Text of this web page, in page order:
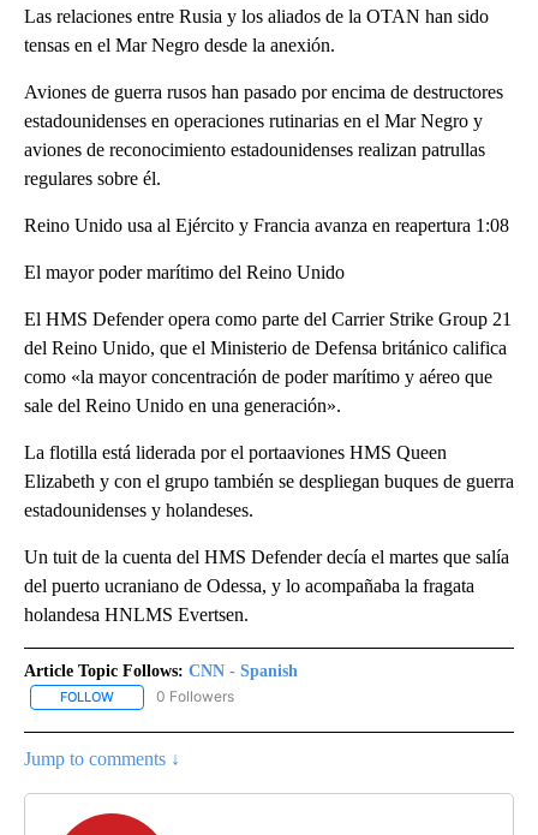
Las relaciones entre Rusia y los aliados de la OTAN han sido
tensas en el Mar Negro desde la anexión.
Aviones de guerra rusos han pasado por encima de destructores
estadounidenses en operaciones rutinarias en el Mar Negro y
aviones de reconocimiento estadounidenses realizan patrullas
regulares sobre él.
Reino Unido usa al Ejército y Francia avanza en reapertura 1:08
El mayor poder marítimo del Reino Unido
El HMS Defender opera como parte del Carrier Strike Group 21
del Reino Unido, que el Ministerio de Defensa británico califica
como «la mayor concentración de poder marítimo y aéreo que
sale del Reino Unido en una generación».
La flotilla está liderada por el portaaviones HMS Queen
Elizabeth y con el grupo también se despliegan buques de guerra
estadounidenses y holandeses.
Un tuit de la cuenta del HMS Defender decía el martes que salía
del puerto ucraniano de Odessa, y lo acompañaba la fragata
holandesa HNLMS Evertsen.
Article Topic Follows: CNN - Spanish
FOLLOW FOLLOW "CNN - SPANISH" TO RECEIVE NOTIFICATIONS ABOUT
0 Followers
Jump to comments ↓